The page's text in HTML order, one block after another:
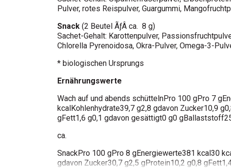
Pulver, rotes Reispulver, Guargummi,
Snack (2 Beutel ÃƒÂ ca. 8 g)
Sachet-Gehalt: Karottenpulver,
Chlorella Pyrenoidosa, Okra-Pulver, Omega-3-
* biologischen Ursprungs
Ernährungswerte
Wach auf und abends schüttelnPro 100 gPro 7
kcalKohlenhydrate39,7 g2,8 gdavon Zucker10,9
gFett1,6 g0,1 gdavon gesättigt0 g0
ca.
SnackPro 100 gPro 8 gEnergiewerte381 kcal30
gdavon Zucker30,7 g2,5 gProtein10,2 g0,8